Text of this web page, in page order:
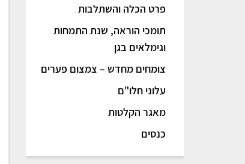
פרט הכלה והשתלבות
תומכי הוראה, שנת התמחות
וגימלאים בגן
צומחים מחדש – צמצום פערים
עלוני חלו"ם
מאגר הקלטות
כנסים